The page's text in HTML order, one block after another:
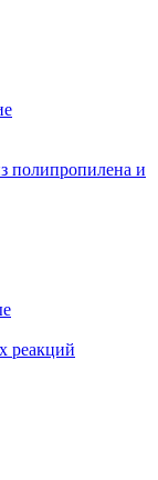
полипропилена и
реакций